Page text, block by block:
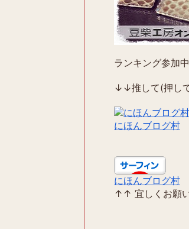
ランキング参加
↓↓推して(押し
にほんブログ村
にほんブログ村
↑↑ 宜しくお願